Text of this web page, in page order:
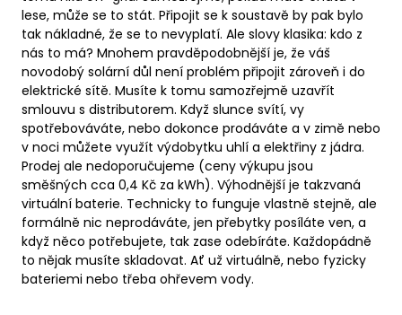
lese, může se to stát. Připojit se k soustavě by pak bylo
tak nákladné, že se to nevyplatí. Ale slovy klasika: kdo z
nás to má? Mnohem pravděpodobnější je, že váš
novodobý solární důl není problém připojit zároveň i do
elektrické sítě. Musíte k tomu samozřejmě uzavřít
smlouvu s distributorem. Když slunce svítí, vy
spotřebováváte, nebo dokonce prodáváte a v zimě nebo
v noci můžete využít výdobytku uhlí a elektřiny z jádra.
Prodej ale nedoporučujeme (ceny výkupu jsou
směšných cca 0,4 Kč za kWh). Výhodnější je takzvaná
virtuální baterie. Technicky to funguje vlastně stejně, ale
formálně nic neprodáváte, jen přebytky posíláte ven, a
když něco potřebujete, tak zase odebíráte. Každopádně
to nějak musíte skladovat. Ať už virtuálně, nebo fyzicky
bateriemi nebo třeba ohřevem vody.